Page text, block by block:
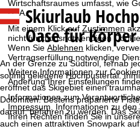
Wirtschaftsraumes umfasst, wie
USA.
Mit einem Klick aufZustimmen
nicht funktionsnotwendigen
Wenn SieAblehnen klicken,
Vertragserfüllung notwendige
Weitere Informationen zur
Änderung Ihrer Einstellungen
Informationen zum
Impressum. Informationen zu
Ihren Rechten finden Sie in
t
a
r
t
s
Skiurlaub
Oase für
An der Grenze zu Südtirol, fernab
sonnig gelegene Hochpustertal.
eröffnet das Skigebiet einen
Dolomiten. Bestens präparierte
darauf, befahren zu werden. Das
auch einen attraktiven Snowpark